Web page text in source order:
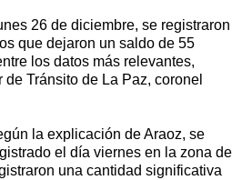
26 de diciembre, se registraron
que dejaron un saldo de 55
los datos más relevantes,
Tránsito de La Paz, coronel
la explicación de Araoz, se
el día viernes en la zona de
una cantidad significativa